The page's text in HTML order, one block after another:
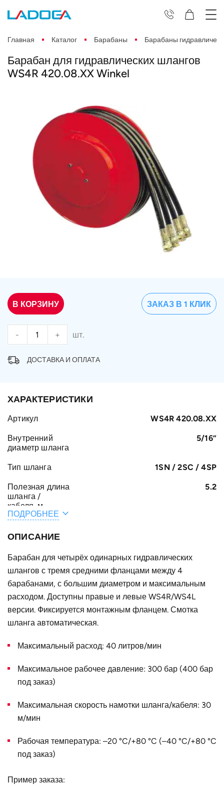
Главная Каталог Барабаны Барабаны
Барабан для гидравлических шлангов
WS4R 420.08.XX Winkel
В КОРЗИНУ
- + шт.
ЗАКАЗ В 1 КЛИК
ДОСТАВКА И ОПЛАТА
ХАРАКТЕРИСТИКИ
Артикул WS4R 420.08.XX
Внутренний
диаметр шланга
5/16”
Тип шланга 1SN / 2SC / 4SP
Полезная длина
шланга /
кабеля, м
5.2
шланга /
A, мм
F, мм 322
E, мм
B, мм
Конструктивное
исполнение
для четырёх одинарных шлангов
Наружный
диаметр D, мм
420
Страна Германия
ПОДРОБНЕЕ
ОПИСАНИЕ
Барабан для четырёх одинарных гидравлических
шлангов с тремя средними фланцами между 4
барабанами, с большим диаметром и максимальным
расходом. Доступны правые и левые WS4R/WS4L
версии. Фиксируется монтажным фланцем. Смотка
шланга автоматическая.
Максимальный расход: 40 литров/мин
Максимальное рабочее давление: 300 бар (400 бар
под заказ)
Максимальная скорость намотки шланга/кабеля: 30
м/мин
Рабочая температура: –20 °C/+80 °C (–40 °C/+80 °C
под заказ)
Пример заказа: